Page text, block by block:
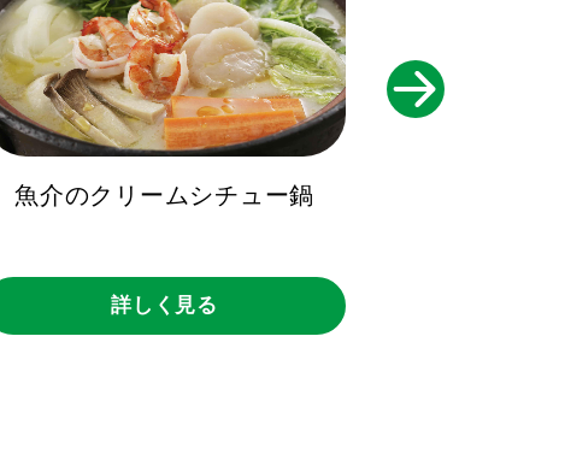
魚介のクリームシチュー鍋
詳しく見る